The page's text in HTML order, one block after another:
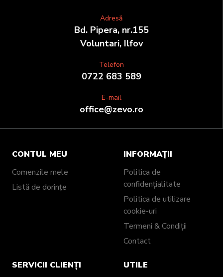
Adresă
Bd. Pipera, nr.155
Voluntari, Ilfov
Telefon
0722 683 589
E-mail
office@zevo.ro
CONTUL MEU
Comenzile mele
Listă de dorințe
INFORMAȚII
Politica de
confidențialitate
Politica de utilizare
cookie-uri
Termeni & Condiții
Contact
SERVICII CLIENȚI
UTILE